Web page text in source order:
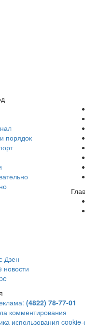
порядок
Дзен
новости
(4822) 78-77-01
комментирования
использования